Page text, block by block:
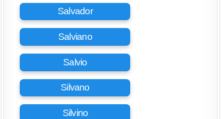
Salvador
Salviano
Salvio
Silvano
Silvino